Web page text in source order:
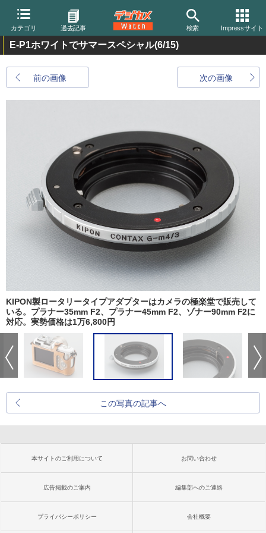
カテゴリ 過去記事 検索 Impressサイト
E-P1ホワイトでサマースペシャル(6/15)
前の画像 次の画像
KIPON製ロータリータイプアダプターはカメラの極楽堂で販売して
いる。プラナー35mm F2、プラナー45mm F2、ゾナー90mm F2に
対応。実勢価格は1万6,800円
この写真の記事へ
本サイトのご利用について お問い合わせ
広告掲載のご案内 編集部へのご連絡
プライバシーポリシー 会社概要